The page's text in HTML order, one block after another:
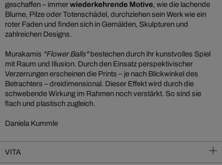
geschaffen – immerwiederkehrende Motive, wie die lachende
Blume, Pilze oder Totenschädel, durchziehen sein Werk wie ein
roter Faden und finden sich in Gemälden, Skulpturen und
zahlreichen Designs.
Murakamis "Flower Balls"bestechen durch ihr kunstvolles Spiel
mit Raum und Illusion. Durch den Einsatz perspektivischer
Verzerrungen erscheinen die Prints – je nach Blickwinkel des
Betrachters – dreidimensional. Dieser Effekt wird durch die
schwebende Wirkung im Rahmen noch verstärkt. So sind sie
flach und plastisch zugleich.
Daniela Kummle
VITA